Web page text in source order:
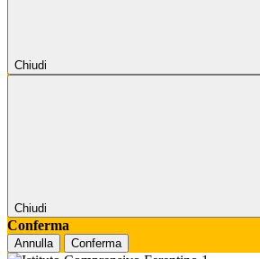
Chiudi
Chiudi
Conferma
Annulla Conferma